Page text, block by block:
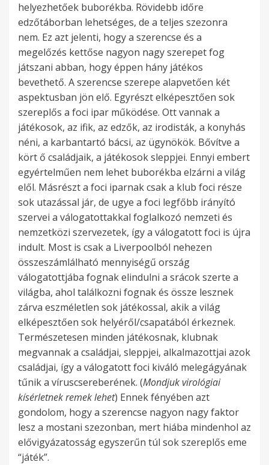
helyezhetőek buborékba. Rövidebb időre
edzőtáborban lehetséges, de a teljes szezonra
nem. Ez azt jelenti, hogy a szerencse és a
megelőzés kettőse nagyon nagy szerepet fog
játszani abban, hogy éppen hány játékos
bevethető. A szerencse szerepe alapvetően két
aspektusban jön elő. Egyrészt elképesztően sok
szereplős a foci ipar működése. Ott vannak a
játékosok, az ifik, az edzők, az irodisták, a konyhás
néni, a karbantartó bácsi, az ügynökök. Bővítve a
kört ő családjaik, a játékosok sleppjei. Ennyi embert
egyértelműen nem lehet buborékba elzárni a világ
elől. Másrészt a foci iparnak csak a klub foci része
sok utazással jár, de ugye a foci legfőbb irányító
szervei a válogatottakkal foglalkozó nemzeti és
nemzetközi szervezetek, így a válogatott foci is újra
indult. Most is csak a Liverpoolból nehezen
összeszámlálható mennyiségű ország
válogatottjába fognak elindulni a srácok szerte a
világba, ahol találkozni fognak és össze lesznek
zárva eszméletlen sok játékossal, akik a világ
elképesztően sok helyéről/csapatából érkeznek.
Természetesen minden játékosnak, klubnak
megvannak a családjai, sleppjei, alkalmazottjai azok
családjai, így a válogatott foci kiváló melegágyának
tűnik a víruscsereberének. (Mondjuk virológiai
kísérletnek remek lehet) Ennek fényében azt
gondolom, hogy a szerencse nagyon nagy faktor
lesz a mostani szezonban, mert hiába mindenhol az
elővigyázatosság egyszerűn túl sok szereplős eme
“játék”.